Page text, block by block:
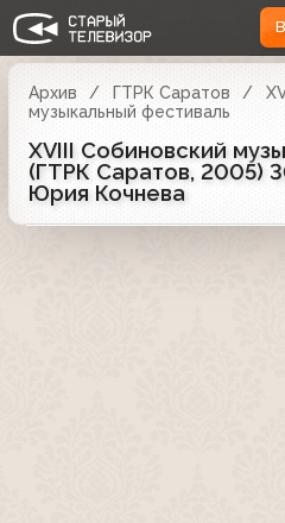
Архив ГТРК Саратов
музыкальный фестиваль
XVIII Собиновский
(ГТРК Саратов, 2005)
Юрия Кочнева